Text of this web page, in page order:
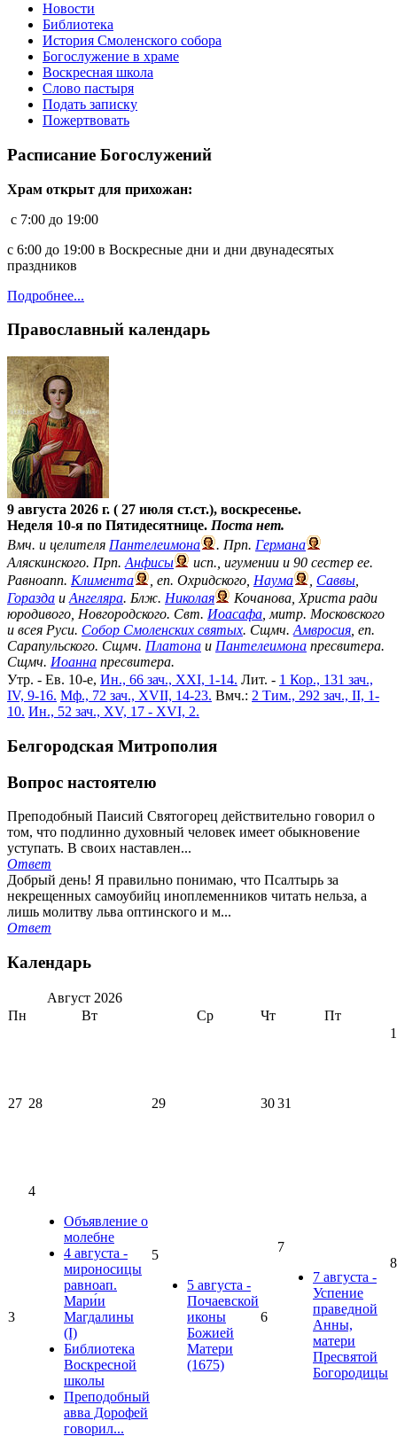
Новости
Библиотека
История Смоленского собора
Богослужение в храме
Воскресная школа
Слово пастыря
Подать записку
Пожертвовать
Расписание Богослужений
Храм открыт для прихожан:
c 7:00 до 19:00
с 6:00 до 19:00 в Воскресные дни и дни двунадесятых
праздников
Подробнее...
Православный календарь
9 августа 2026 г. ( 27 июля ст.ст.), воскресенье.
Неделя 10-я по Пятидесятнице. Поста нет.
Вмч. и целителя Пантелеимона . Прп. Германа
Аляскинского. Прп. Анфисы
исп., игумении и 90 сестер ее.
Равноапп. Климента , еп. Охридского, Наума Саввы
Горазда и Ангеляра. Блж. Николая
Кочанова, Христа ради
юродивого, Новгородского. Свт. Иоасафа , митр. Московского
и всея Руси. Собор Смоленских святых. Сщмч. Амвросия , еп.
Сарапульского. Сщмч. Платона и Пантелеимона пресвитера.
Сщмч. Иоанна пресвитера.
Утр. - Ев. 10-е, Ин., 66 зач., XXI, 1-14. Лит. - 1 Кор., 131 зач.,
IV, 9-16. Мф., 72 зач., XVII, 14-23. Вмч.: 2 Тим., 292 зач., II, 1-
10. Ин., 52 зач., XV, 17 - XVI, 2.
Белгородская Митрополия
Вопрос настоятелю
Преподобный Паисий Святогорец действительно говорил о
том, что подлинно духовный человек имеет обыкновение
уступать. В своих наставлен...
Ответ
Добрый день! Я правильно понимаю, что Псалтырь за
некрещенных самоубийц иноплеменников читать нельза, а
лишь молитву льва оптинского и м...
Ответ
Календарь
Август 2026
Пн
Вт Ср Чт Пт
27 28 29 3031
1
3
4
Объявление о
молебне
4 августа -
мироносицы
равноап.
Мари́и
Магдалины
(I)
Библиотека
Воскресной
школы
Преподобный
авва Дорофей
говорил...
5
5 августа -
Почаевской
иконы
Божией
Матери
(1675)
6
7
7 августа -
Успение
праведной
Анны,
матери
Пресвятой
Богородицы
8